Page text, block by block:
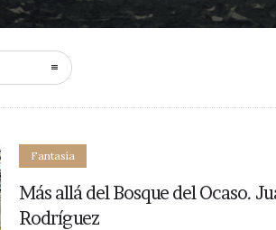
Fantasía
Más allá del Bosque del Ocaso.
Rodríguez